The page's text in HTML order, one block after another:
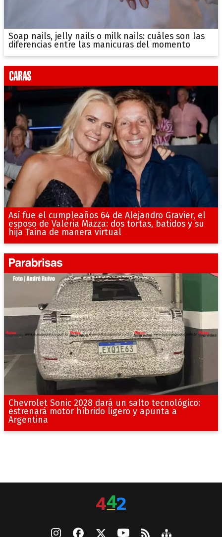
Soap nails, jelly nails o milk nails: cuáles son las
diferencias entre las manicuras del momento
Así fue el cumpleaños 64 de Alejandro Gravier, el
esposo de Valeria Mazza: dos tortas, batidos y su
hija Taina de manera virtual
Chevrolet Sonic 2028 dará un salto tecnológico:
estrenará motor híbrido ligero y apunta a
Argentina